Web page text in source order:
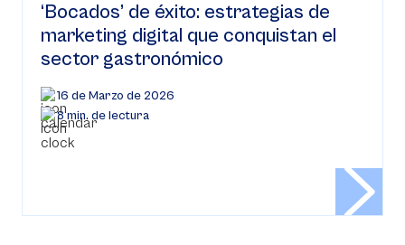
‘Bocados’ de éxito: estrategias de
marketing digital que conquistan el
sector gastronómico
16 de Marzo de 2026
8 min. de lectura